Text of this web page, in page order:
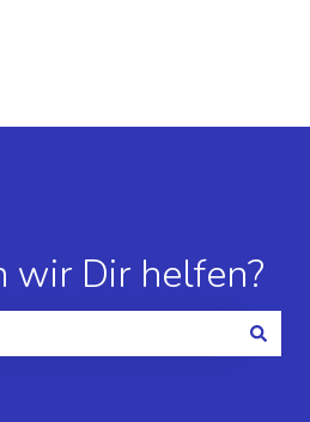
wir Dir helfen?